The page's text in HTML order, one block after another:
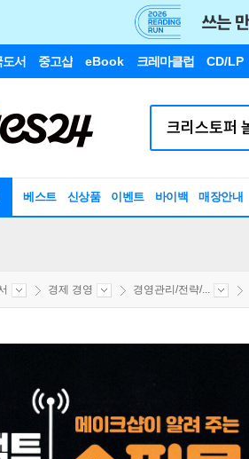
서 중고샵 eBook 크레마클럽 CD/LP
베스트 신상품 이벤트 바이백 매장안내
경제 경영 경영관리/전략/...